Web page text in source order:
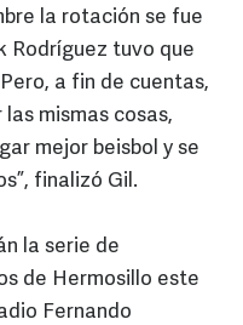
la rotación se fue
Rodríguez tuvo que
a fin de cuentas,
mismas cosas,
mejor beisbol y se
finalizó Gil.
la serie de
de Hermosillo este
Fernando